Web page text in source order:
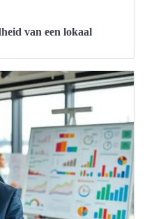
van een lokaal